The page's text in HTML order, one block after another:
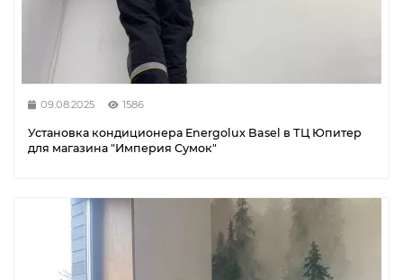
09.08.2025 1586
Установка кондиционера Energolux Basel в ТЦ Юпитер
для магазина "Империя Сумок"